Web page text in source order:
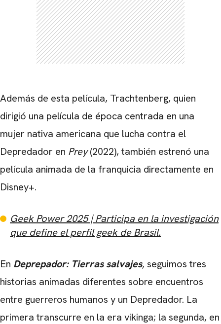
Además de esta película, Trachtenberg, quien
dirigió una película de época centrada en una
mujer nativa americana que lucha contra el
Depredador en Prey(2022), también estrenó una
película animada de la franquicia directamente en
Disney+.
Geek Power 2025 | Participa en la investigación
que define el perfil geek de Brasil.
En Deprepador: Tierras salvajes, seguimos tres
historias animadas diferentes sobre encuentros
entre guerreros humanos y un Depredador. La
primera transcurre en la era vikinga; la segunda, en